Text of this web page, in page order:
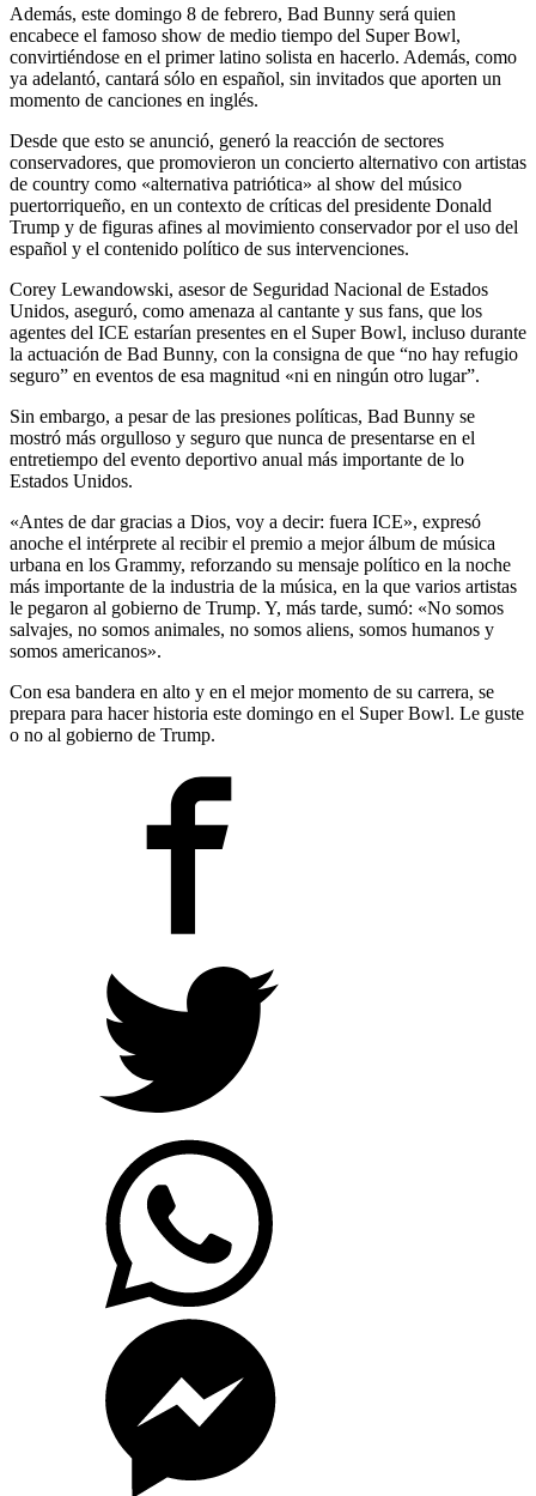
Además, este domingo 8 de febrero, Bad Bunny será quien
encabece el famoso show de medio tiempo del Super Bowl,
convirtiéndose en el primer latino solista en hacerlo. Además, como
ya adelantó, cantará sólo en español, sin invitados que aporten un
momento de canciones en inglés.
Desde que esto se anunció, generó la reacción de sectores
conservadores, que promovieron un concierto alternativo con artistas
de country como «alternativa patriótica» al show del músico
puertorriqueño, en un contexto de críticas del presidente Donald
Trump y de figuras afines al movimiento conservador por el uso del
español y el contenido político de sus intervenciones.
Corey Lewandowski, asesor de Seguridad Nacional de Estados
Unidos, aseguró, como amenaza al cantante y sus fans, que los
agentes del ICE estarían presentes en el Super Bowl, incluso durante
la actuación de Bad Bunny, con la consigna de que “no hay refugio
seguro” en eventos de esa magnitud «ni en ningún otro lugar”.
Sin embargo, a pesar de las presiones políticas, Bad Bunny se
mostró más orgulloso y seguro que nunca de presentarse en el
entretiempo del evento deportivo anual más importante de lo
Estados Unidos.
«Antes de dar gracias a Dios, voy a decir: fuera ICE», expresó
anoche el intérprete al recibir el premio a mejor álbum de música
urbana en los Grammy, reforzando su mensaje político en la noche
más importante de la industria de la música, en la que varios artistas
le pegaron al gobierno de Trump. Y, más tarde, sumó: «No somos
salvajes, no somos animales, no somos aliens, somos humanos y
somos americanos».
Con esa bandera en alto y en el mejor momento de su carrera, se
prepara para hacer historia este domingo en el Super Bowl. Le guste
o no al gobierno de Trump.